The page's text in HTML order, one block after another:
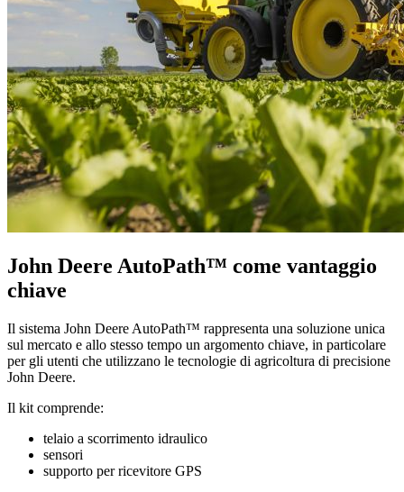
John Deere AutoPath™ come vantaggio
chiave
Il sistema John Deere AutoPath™ rappresenta una soluzione unica
sul mercato e allo stesso tempo un argomento chiave, in particolare
per gli utenti che utilizzano le tecnologie di agricoltura di precisione
John Deere.
Il kit comprende:
telaio a scorrimento idraulico
sensori
supporto per ricevitore GPS